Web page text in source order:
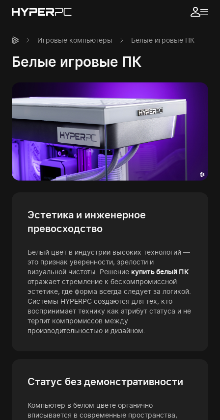
Игровые компьютеры Белые игровые ПК
Белые игровые ПК
Эстетика и инженерное
превосходство
Белый цвет в индустрии высоких технологий —
это признак уверенности, зрелости и
визуальной чистоты. Решение купить белый ПК
отражает стремление к бескомпромиссной
эстетике, где форма всегда следует за логикой.
Системы HYPERPC создаются для тех, кто
воспринимает технику как атрибут статуса и не
терпит компромиссов между
производительностью и дизайном.
Статус без демонстративности
Компьютер в белом цвете органично
вписывается в современные пространства,